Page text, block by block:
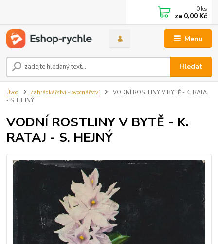
Menu
Hledat
0 ks
za 0,00 Kč
Úvod Zahrádkářství - ovocnářství
VODNÍ ROSTLINY V BYTĚ - K. RATAJ
- S. HEJNÝ
VODNÍ ROSTLINY V BYTĚ - K.
RATAJ - S. HEJNÝ